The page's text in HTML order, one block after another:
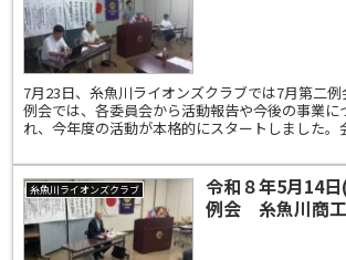
7月23日、糸魚川ライオンズクラブでは7月第二例
例会では、各委員会から活動報告や今後の事業に
れ、今年度の活動が本格的にスタートしました。
糸魚川ライオンズクラブ
令和８年5月14
例会 糸魚川商